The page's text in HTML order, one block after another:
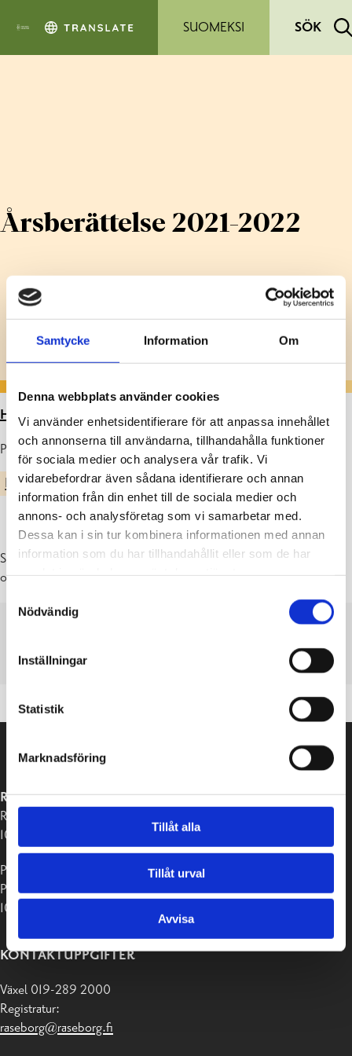
Samtycke Information Om
Denna webbplats använder cookies
Vi använder enhetsidentifierare för att anpassa innehållet
och annonserna till användarna, tillhandahålla funktioner
för sociala medier och analysera vår trafik. Vi
vidarebefordrar även sådana identifierare och annan
information från din enhet till de sociala medier och
annons- och analysföretag som vi samarbetar med.
Dessa kan i sin tur kombinera informationen med annan
information som du har tillhandahållit eller som de har
Nödvändig
Inställningar
Statistik
Marknadsföring
Tillåt alla
Tillåt urval
Avvisa
SUOMEKSI
SÖK
Årsberättelse 2021-2022
HEM ARTIKLAR > ÅRSBERÄTTELSE 2021-2022
Publicerad : 04.06.2022
EKENÄS GYMNASIUM
Som bilaga hittar du Ekenäs gymnasiums årsberättelse och kan läsa
om verksamheten 2021-2022.
RASEBORGS STAD
Raseborgsvägen 37
10650 Ekenäs
Postadress:
PB 58
10611 Raseborg
KONTAKTUPPGIFTER
Växel 019-289 2000
Registratur:
raseborg@raseborg.fi